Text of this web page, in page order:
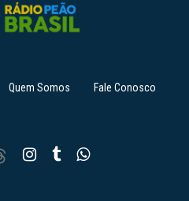
Quem Somos Fale Conosco